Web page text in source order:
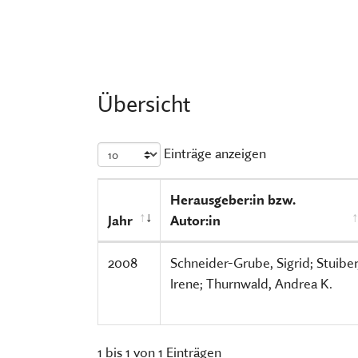
Übersicht
Einträge anzeigen
Jahr
Herausgeber:in bzw.
Autor:in
2008
Schneider-Grube, Sigrid;
Irene; Thurnwald, Andrea K.
1 bis 1 von 1 Einträgen